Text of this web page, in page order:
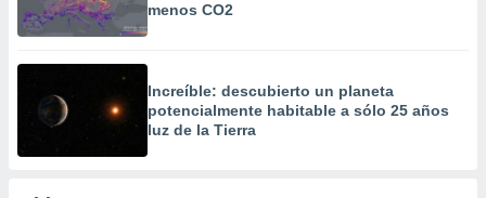
menos CO2
Increíble: descubierto un planeta
potencialmente habitable a sólo 25 años
luz de la Tierra